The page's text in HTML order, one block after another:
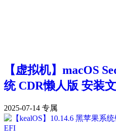
【虚拟机】macOS
统 CDR懒人版 安装
2025-07-14 专属